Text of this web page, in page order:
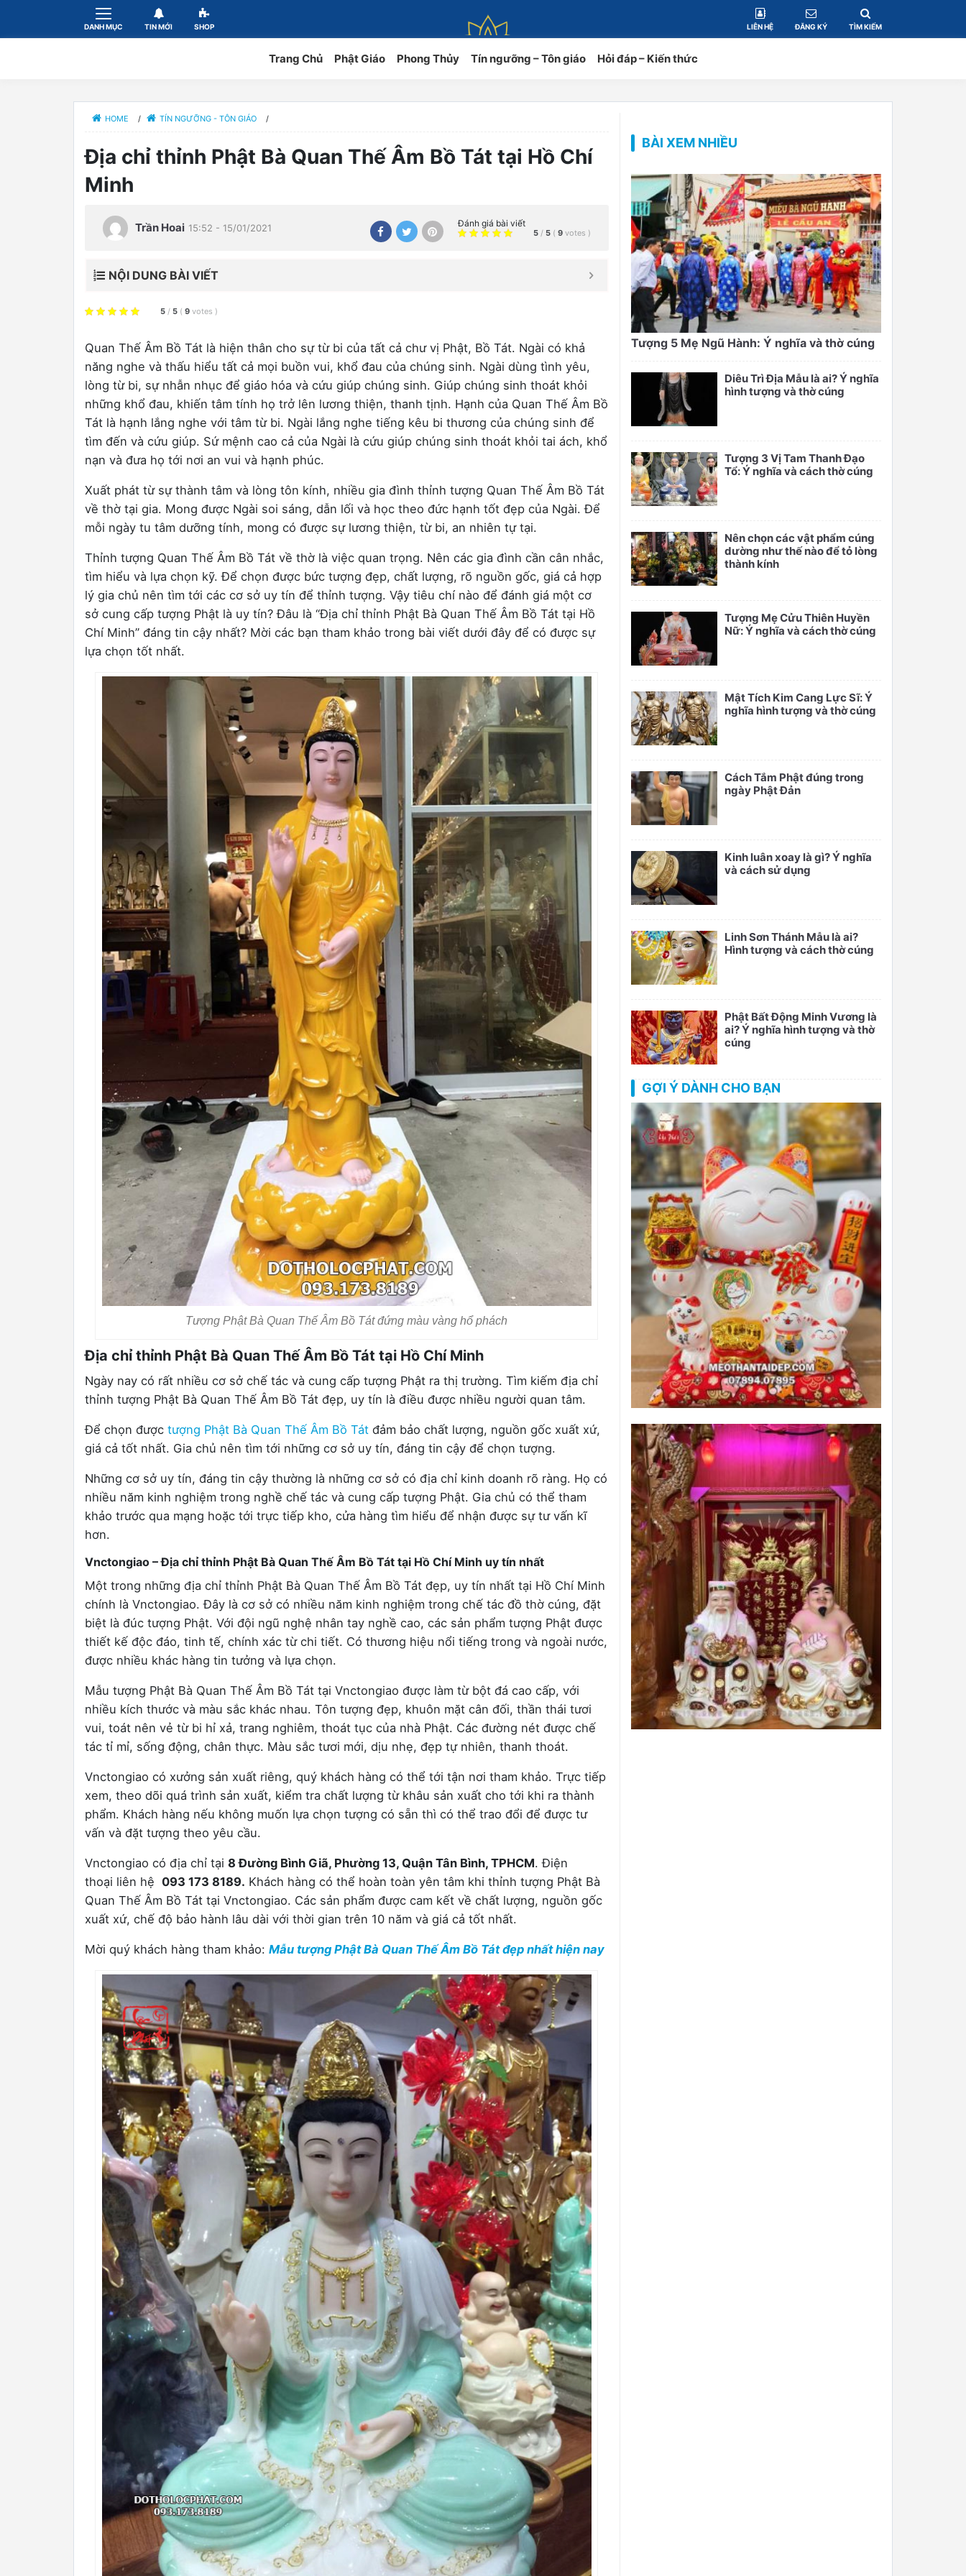
DANH MỤC TIN MỚI SHOP LIÊN HỆ ĐĂNG KÝ TÌM KIẾM
Trang Chủ Phật Giáo Phong Thủy Tín ngưỡng – Tôn giáo Hỏi đáp – Kiến thức
HOME / TÍN NGƯỠNG - TÔN GIÁO /
Địa chỉ thỉnh Phật Bà Quan Thế Âm Bồ Tát tại Hồ Chí
Minh
Trần Hoai 15:52 - 15/01/2021 Đánh giá bài viết
5 / 5 ( 9 votes )
NỘI DUNG BÀI VIẾT
5 / 5 ( 9 votes )
Quan Thế Âm Bồ Tát là hiện thân cho sự từ bi của tất cả chư vị Phật, Bồ Tát. Ngài có khả
năng nghe và thấu hiểu tất cả mọi buồn vui, khổ đau của chúng sinh. Ngài dùng tình yêu,
lòng từ bi, sự nhẫn nhục để giáo hóa và cứu giúp chúng sinh. Giúp chúng sinh thoát khỏi
những khổ đau, khiến tâm tính họ trở lên lương thiện, thanh tịnh. Hạnh của Quan Thế Âm Bồ
Tát là hạnh lắng nghe với tâm từ bi. Ngài lắng nghe tiếng kêu bi thương của chúng sinh để
tìm đến và cứu giúp. Sứ mệnh cao cả của Ngài là cứu giúp chúng sinh thoát khỏi tai ách, khổ
nạn và đưa họ tới nơi an vui và hạnh phúc.
Xuất phát từ sự thành tâm và lòng tôn kính, nhiều gia đình thỉnh tượng Quan Thế Âm Bồ Tát
về thờ tại gia. Mong được Ngài soi sáng, dẫn lối và học theo đức hạnh tốt đẹp của Ngài. Để
mỗi ngày tu tâm dưỡng tính, mong có được sự lương thiện, từ bi, an nhiên tự tại.
Thỉnh tượng Quan Thế Âm Bồ Tát về thờ là việc quan trọng. Nên các gia đình cần cân nhắc,
tìm hiểu và lựa chọn kỹ. Để chọn được bức tượng đẹp, chất lượng, rõ nguồn gốc, giá cả hợp
lý gia chủ nên tìm tới các cơ sở uy tín để thỉnh tượng. Vậy tiêu chí nào để đánh giá một cơ
sở cung cấp tượng Phật là uy tín? Đâu là “Địa chỉ thỉnh Phật Bà Quan Thế Âm Bồ Tát tại Hồ
Chí Minh” đáng tin cậy nhất? Mời các bạn tham khảo trong bài viết dưới đây để có được sự
lựa chọn tốt nhất.
Tượng Phật Bà Quan Thế Âm Bồ Tát đứng màu vàng hổ phách
Địa chỉ thỉnh Phật Bà Quan Thế Âm Bồ Tát tại Hồ Chí Minh
Ngày nay có rất nhiều cơ sở chế tác và cung cấp tượng Phật ra thị trường. Tìm kiếm địa chỉ
thỉnh tượng Phật Bà Quan Thế Âm Bồ Tát đẹp, uy tín là điều được nhiều người quan tâm.
Để chọn được tượng Phật Bà Quan Thế Âm Bồ Tát đảm bảo chất lượng, nguồn gốc xuất xứ,
giá cả tốt nhất. Gia chủ nên tìm tới những cơ sở uy tín, đáng tin cậy để chọn tượng.
Những cơ sở uy tín, đáng tin cậy thường là những cơ sở có địa chỉ kinh doanh rõ ràng. Họ có
nhiều năm kinh nghiệm trong nghề chế tác và cung cấp tượng Phật. Gia chủ có thể tham
khảo trước qua mạng hoặc tới trực tiếp kho, cửa hàng tìm hiểu để nhận được sự tư vấn kĩ
hơn.
Vnctongiao – Địa chỉ thỉnh Phật Bà Quan Thế Âm Bồ Tát tại Hồ Chí Minh uy tín nhất
Một trong những địa chỉ thỉnh Phật Bà Quan Thế Âm Bồ Tát đẹp, uy tín nhất tại Hồ Chí Minh
chính là Vnctongiao. Đây là cơ sở có nhiều năm kinh nghiệm trong chế tác đồ thờ cúng, đặt
biệt là đúc tượng Phật. Với đội ngũ nghệ nhân tay nghề cao, các sản phẩm tượng Phật được
thiết kế độc đáo, tinh tế, chính xác từ chi tiết. Có thương hiệu nổi tiếng trong và ngoài nước,
được nhiều khác hàng tin tưởng và lựa chọn.
Mẫu tượng Phật Bà Quan Thế Âm Bồ Tát tại Vnctongiao được làm từ bột đá cao cấp, với
nhiều kích thước và màu sắc khác nhau. Tôn tượng đẹp, khuôn mặt cân đối, thần thái tươi
vui, toát nên vẻ từ bi hỉ xả, trang nghiêm, thoát tục của nhà Phật. Các đường nét được chế
tác tỉ mỉ, sống động, chân thực. Màu sắc tươi mới, dịu nhẹ, đẹp tự nhiên, thanh thoát.
Vnctongiao có xưởng sản xuất riêng, quý khách hàng có thể tới tận nơi tham khảo. Trực tiếp
xem, theo dõi quá trình sản xuất, kiểm tra chất lượng từ khâu sản xuất cho tới khi ra thành
phẩm. Khách hàng nếu không muốn lựa chọn tượng có sẵn thì có thể trao đổi để được tư
vấn và đặt tượng theo yêu cầu.
Vnctongiao có địa chỉ tại 8 Đường Bình Giã, Phường 13, Quận Tân Bình, TPHCM. Điện
thoại liên hệ 093 173 8189. Khách hàng có thể hoàn toàn yên tâm khi thỉnh tượng Phật Bà
Quan Thế Âm Bồ Tát tại Vnctongiao. Các sản phẩm được cam kết về chất lượng, nguồn gốc
xuất xứ, chế độ bảo hành lâu dài với thời gian trên 10 năm và giá cả tốt nhất.
Mời quý khách hàng tham khảo: Mẫu tượng Phật Bà Quan Thế Âm Bồ Tát đẹp nhất hiện nay
BÀI XEM NHIỀU
Tượng 5 Mẹ Ngũ Hành: Ý nghĩa và thờ cúng
Diêu Trì Địa Mẫu là ai? Ý nghĩa
hình tượng và thờ cúng
Tượng 3 Vị Tam Thanh Đạo
Tổ: Ý nghĩa và cách thờ cúng
Nên chọn các vật phẩm cúng
dường như thế nào để tỏ lòng
thành kính
Tượng Mẹ Cửu Thiên Huyền
Nữ: Ý nghĩa và cách thờ cúng
Mật Tích Kim Cang Lực Sĩ: Ý
nghĩa hình tượng và thờ cúng
Cách Tắm Phật đúng trong
ngày Phật Đản
Kinh luân xoay là gì? Ý nghĩa
và cách sử dụng
Linh Sơn Thánh Mẫu là ai?
Hình tượng và cách thờ cúng
Phật Bất Động Minh Vương là
ai? Ý nghĩa hình tượng và thờ
cúng
GỢI Ý DÀNH CHO BẠN